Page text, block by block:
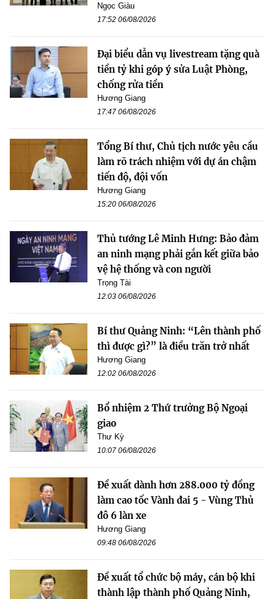
Ngọc Giàu
17:52 06/08/2026
Đại biểu dẫn vụ livestream tặng quà
tiền tỷ khi góp ý sửa Luật Phòng,
chống rửa tiền
Hương Giang
17:47 06/08/2026
Tổng Bí thư, Chủ tịch nước yêu cầu
làm rõ trách nhiệm với dự án chậm
tiến độ, đội vốn
Hương Giang
15:20 06/08/2026
Thủ tướng Lê Minh Hưng: Bảo đảm
an ninh mạng phải gắn kết giữa bảo
vệ hệ thống và con người
Trọng Tài
12:03 06/08/2026
Bí thư Quảng Ninh: “Lên thành phố
thì được gì?” là điều trăn trở nhất
Hương Giang
12:02 06/08/2026
Bổ nhiệm 2 Thứ trưởng Bộ Ngoại
giao
Thư Kỳ
10:07 06/08/2026
Đề xuất dành hơn 288.000 tỷ đồng
làm cao tốc Vành đai 5 - Vùng Thủ
đô 6 làn xe
Hương Giang
09:48 06/08/2026
Đề xuất tổ chức bộ máy, cán bộ khi
thành lập thành phố Quảng Ninh,